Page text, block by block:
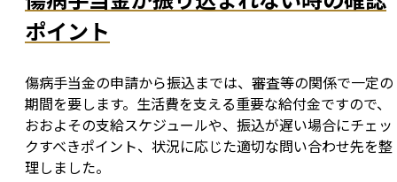
ポイント
傷病手当金の申請から振込までは、審査等の関係で一定の
期間を要します。生活費を支える重要な給付金ですので、
おおよその支給スケジュールや、振込が遅い場合にチェッ
クすべきポイント、状況に応じた適切な問い合わせ先を整
理しました。